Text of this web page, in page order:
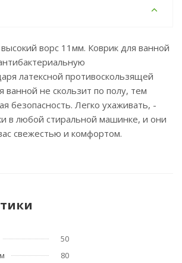
ворс 11мм. Коврик для ванной
латексной противоскользящей
ванной не скользит по полу, тем
безопасность. Легко ухаживать, -
в любой стиральной машинке, и они
свежестью и комфортом.
50
80